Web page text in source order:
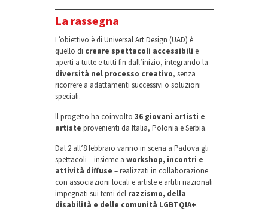
La rassegna
L’obiettivo è di Universal Art Design (UAD) è
quello di creare spettacoli accessibili e
aperti a tutte e tutti fin dall’inizio, integrando la
diversità nel processo creativo, senza
ricorrere a adattamenti successivi o soluzioni
speciali.
ll progetto ha coinvolto 36 giovani artisti e
artiste provenienti da Italia, Polonia e Serbia.
Dal 2 all’8 febbraio vanno in scena a Padova gli
spettacoli – insieme a workshop, incontri e
attività diffuse – realizzati in collaborazione
con associazioni locali e artiste e artitii nazionali
impegnati sui temi del razzismo, della
disabilità e delle comunità LGBTQIA+.